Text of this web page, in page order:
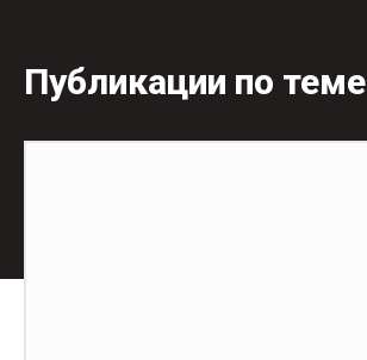
Публикации по теме